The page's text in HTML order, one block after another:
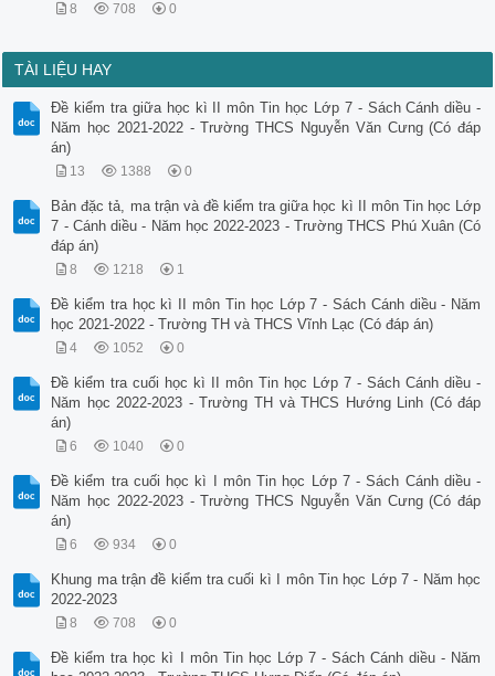
8 708 0
TÀI LIỆU HAY
Đề kiểm tra giữa học kì II môn Tin học Lớp 7 - Sách Cánh diều -
Năm học 2021-2022 - Trường THCS Nguyễn Văn Cưng (Có đáp
án)
13 1388 0
Bản đặc tả, ma trận và đề kiểm tra giữa học kì II môn Tin học Lớp
7 - Cánh diều - Năm học 2022-2023 - Trường THCS Phú Xuân (Có
đáp án)
8 1218 1
Đề kiểm tra học kì II môn Tin học Lớp 7 - Sách Cánh diều - Năm
học 2021-2022 - Trường TH và THCS Vĩnh Lạc (Có đáp án)
4 1052 0
Đề kiểm tra cuối học kì II môn Tin học Lớp 7 - Sách Cánh diều -
Năm học 2022-2023 - Trường TH và THCS Hướng Linh (Có đáp
án)
6 1040 0
Đề kiểm tra cuối học kì I môn Tin học Lớp 7 - Sách Cánh diều -
Năm học 2022-2023 - Trường THCS Nguyễn Văn Cưng (Có đáp
án)
6 934 0
Khung ma trận đề kiểm tra cuối kì I môn Tin học Lớp 7 - Năm học
2022-2023
8 708 0
Đề kiểm tra học kì I môn Tin học Lớp 7 - Sách Cánh diều - Năm